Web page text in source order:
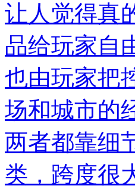
让人觉得真
品给玩家自
也由玩家把
场和城市的
两者都靠细
类，跨度很